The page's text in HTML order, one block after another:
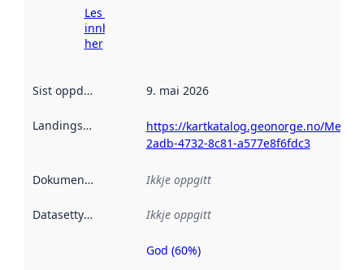
Les meir om
innhenting
her
Sist oppdatert 9. mai 2026
Landingsside
https://kartkatalog.geonorge.no/
2adb-4732-8c81-a577e8f6fdc3
Dokumentasjon Ikkje oppgitt
Datasettype Ikkje oppgitt
Metadatakvalitet
God (60%)